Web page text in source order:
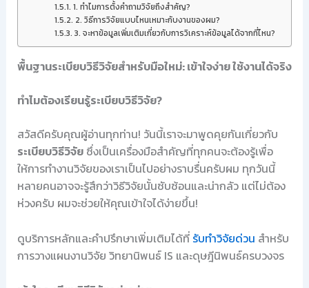
1. ทำไมการตั้งคำถามวิจัยถึงสำคัญ?
2. วิธีการวิจัยแบบไหนเหมาะกับงานของผม?
3. จะหาข้อมูลเพิ่มเติมเกี่ยวกับการวิเคราะห์ข้อมูลได้จากที่ไหน?
พื้นฐานระเบียบวิธีวิจัยสำหรับมือใหม่: เข้าใจง่าย ใช้งานได้จริง
ทำไมต้องเรียนรู้ระเบียบวิธีวิจัย?
สวัสดีครับคุณผู้อ่านทุกท่าน! วันนี้เราจะมาพูดคุยกันเกี่ยวกับ
ระเบียบวิธีวิจัยซึ่งเป็นเครื่องมือสำคัญที่ทุกคนจะต้องรู้เพื่อ
ให้การทำงานวิจัยของเราเป็นไปอย่างราบรื่นครับผม ทุกวันนี้
หลายคนอาจจะรู้สึกว่าวิธีวิจัยนั้นซับซ้อนและน่ากลัว แต่ไม่ต้อง
ห่วงครับ ผมจะช่วยให้คุณเข้าใจได้ง่ายขึ้น!
ดูบริการหลักและคำปรึกษาเพิ่มเติมได้ที่ รับทำวิจัยด่วน สำหรับ
การวางแผนงานวิจัย วิทยานิพนธ์ IS และดุษฎีนิพนธ์ครบวงจร